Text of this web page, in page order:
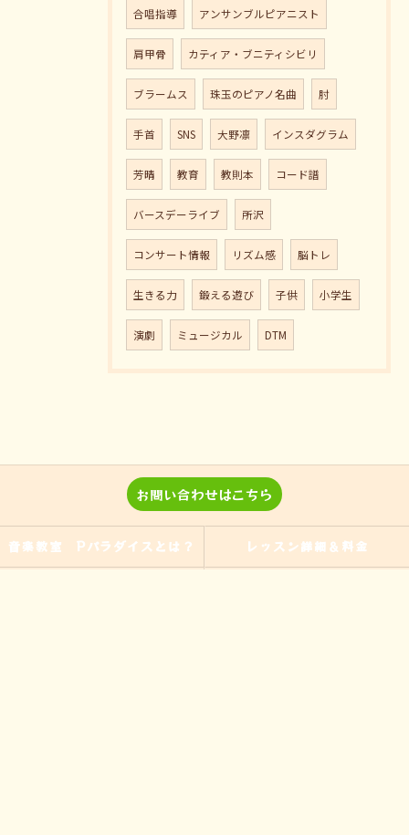
合唱指導 アンサンブルピアニスト
肩甲骨 カティア・ブニティシビリ
ブラームス 珠玉のピアノ名曲 肘
手首 SNS 大野凛 インスダグラム
芳晴 教育 教則本 コード譜
バースデーライブ 所沢
コンサート情報 リズム感 脳トレ
生きる力 鍛える遊び 子供 小学生
演劇 ミュージカル DTM
お問い合わせはこちら
音楽教室 Pパラダイスとは？ レッスン詳細＆料金